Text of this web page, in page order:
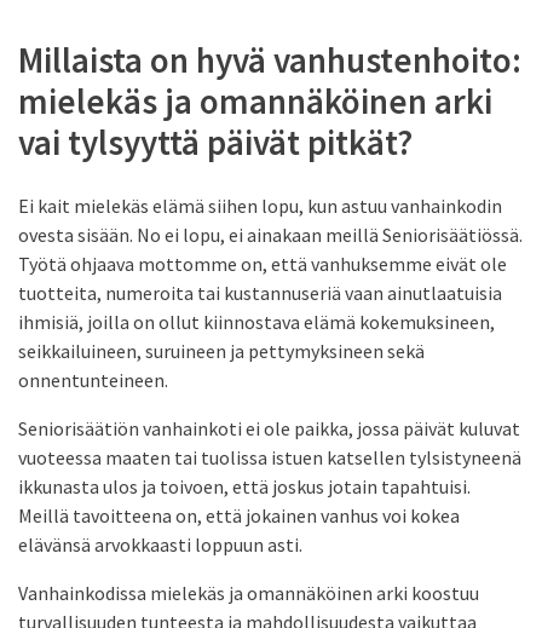
Millaista on hyvä vanhustenhoito:
mielekäs ja omannäköinen arki
vai tylsyyttä päivät pitkät?
Ei kait mielekäs elämä siihen lopu, kun astuu vanhainkodin
ovesta sisään. No ei lopu, ei ainakaan meillä Seniorisäätiössä.
Työtä ohjaava mottomme on, että vanhuksemme eivät ole
tuotteita, numeroita tai kustannuseriä vaan ainutlaatuisia
ihmisiä, joilla on ollut kiinnostava elämä kokemuksineen,
seikkailuineen, suruineen ja pettymyksineen sekä
onnentunteineen.
Seniorisäätiön vanhainkoti ei ole paikka, jossa päivät kuluvat
vuoteessa maaten tai tuolissa istuen katsellen tylsistyneenä
ikkunasta ulos ja toivoen, että joskus jotain tapahtuisi.
Meillä tavoitteena on, että jokainen vanhus voi kokea
elävänsä arvokkaasti loppuun asti.
Vanhainkodissa mielekäs ja omannäköinen arki koostuu
turvallisuuden tunteesta ja mahdollisuudesta vaikuttaa